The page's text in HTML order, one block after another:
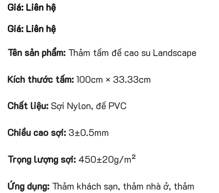
Giá: Liên hệ
Giá: Liên hệ
Tên sản phẩm: Thảm tấm đế cao su Landscape
Kích thước tấm: 100cm × 33.33cm
Chất liệu: Sợi Nylon, đế PVC
Chiều cao sợi: 3±0.5mm
Trọng lượng sợi: 450±20g/m²
Ứng dụng: Thảm khách sạn, thảm nhà ở, thảm